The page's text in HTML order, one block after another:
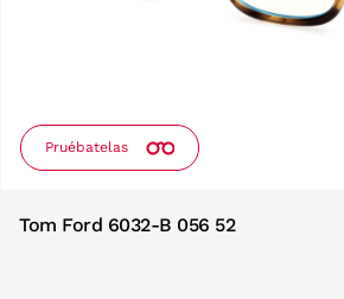
Pruébatelas
Tom Ford 6032-B 056 52